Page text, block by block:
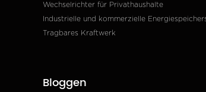
Wechselrichter für Privathaushalte
Industrielle und kommerzielle
Tragbares Kraftwerk
Bloggen